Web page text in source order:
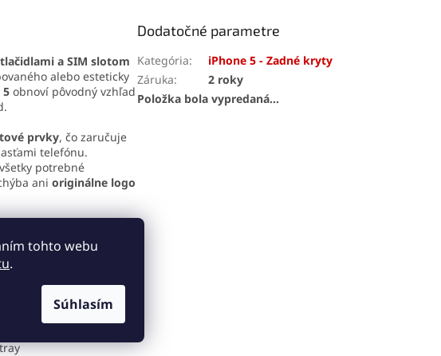
tohto webu
.
Súhlasím
a spoľahlivý výkon.
a SIM slotom
alebo esteticky
5 obnoví pôvodný vzhľad
prvky, čo zaručuje
telefónu.
potrebné
ani originálne logo
Dodatočné parametre
Kategória:
iPhone 5 - Zadné kryty
Záruka:
2 roky
Položka bola vypredaná…